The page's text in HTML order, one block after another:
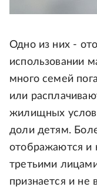
Одно из них -
использовании
много семей
или
жилищных
доли детям.
отображаются и
третьими
признается и не